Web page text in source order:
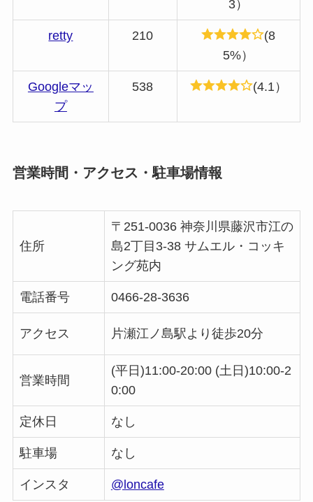
3）
retty 210
(8
5%）
Googleマッ
プ
538 (4.1）
営業時間・アクセス・駐車場情報
住所
〒251-0036 神奈川県藤沢市江の
島2丁目3-38 サムエル・コッキ
ング苑内
電話番号 0466-28-3636
アクセス 片瀬江ノ島駅より徒歩20分
営業時間
(平日)11:00-20:00 (土日)10:00-2
0:00
定休日 なし
駐車場 なし
インスタ @loncafe